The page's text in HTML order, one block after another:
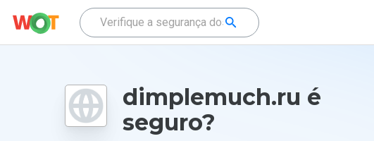
dimplemuch.ru é
seguro?